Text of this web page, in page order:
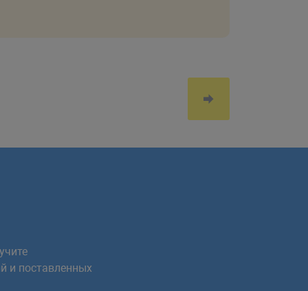
и поставленных